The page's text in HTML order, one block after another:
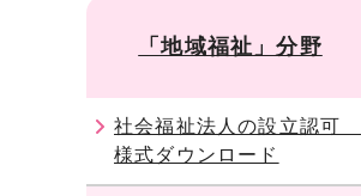
「地域福祉」分野
社会福祉法人の設立認可
様式ダウンロード